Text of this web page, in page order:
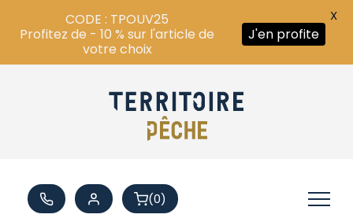
(0)
CODE : TPOUV25
Profitez de - 10 % sur l'article de
votre choix
J'en profite
X